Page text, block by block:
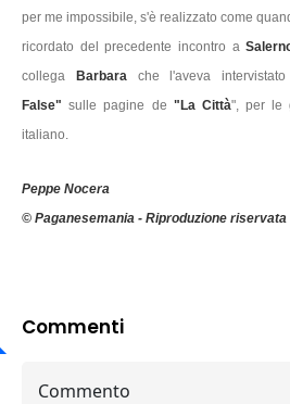
per me impossibile, s'è realizzato come
ricordato del precedente incontro a
collega Barbara che l'aveva
False" sulle pagine de "La Città", per le
italiano.
Peppe Nocera
© Paganesemania - Riproduzione riservata
Commenti